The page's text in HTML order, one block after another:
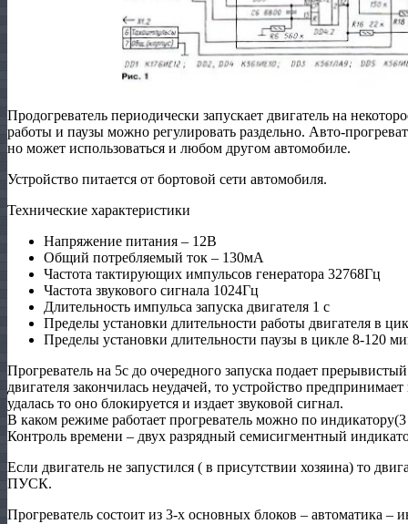
Продогреватель периодически запускает двигатель на
работы и паузы можно регулировать раздельно. Авто-
но может использоваться и любом другом автомобиле.
Устройство питается от бортовой сети автомобиля.
Технические характеристики
Напряжение питания – 12В
Общий потребляемый ток – 130мА
Частота тактирующих импульсов генератора 32768Гц
Частота звукового сигнала 1024Гц
Длительность импульса запуска двигателя 1 с
Пределы установки длительности работы двигателя в
Пределы установки длительности паузы в цикле 8-120
Прогреватель на 5с до очередного запуска подает
двигателя закончилась неудачей, то устройство
удалась то оно блокируется и издает звуковой сигнал.
В каком режиме работает прогреватель можно по индикатору(3
Контроль времени – двух разрядный семисигментный
Если двигатель не запустился ( в присутствии хозяина) то
ПУСК.
Прогреватель состоит из 3-х основных блоков – автоматика –